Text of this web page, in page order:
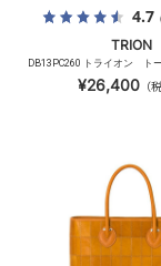
4.7
TRION
DB13PC260 トライオン ト
¥26,400 （